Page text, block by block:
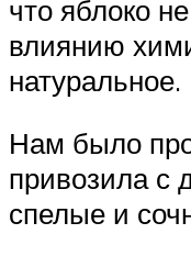
что яблоко
влиянию
натуральное.
Нам было
привозила с
спелые и